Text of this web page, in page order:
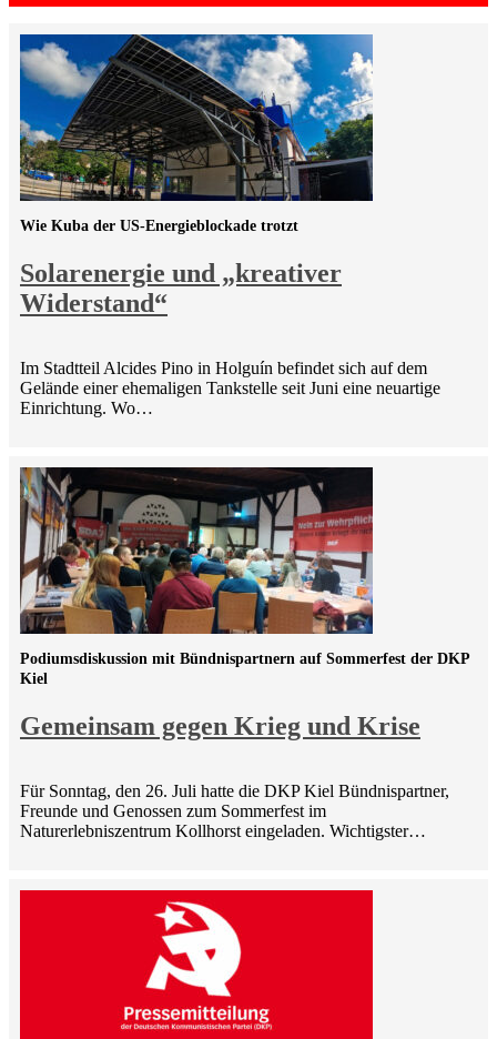
Solarenergie und „kreativer
Widerstand“
Wie Kuba der US-Energieblockade trotzt
Im Stadtteil Alcides Pino in Holguín befindet sich auf dem
Gelände einer ehemaligen Tankstelle seit Juni eine neuartige
Einrichtung. Wo…
Gemeinsam gegen Krieg und Krise
Podiumsdiskussion mit Bündnispartnern auf Sommerfest der DKP
Kiel
Für Sonntag, den 26. Juli hatte die DKP Kiel Bündnispartner,
Freunde und Genossen zum Sommerfest im
Naturerlebniszentrum Kollhorst eingeladen. Wichtigster…